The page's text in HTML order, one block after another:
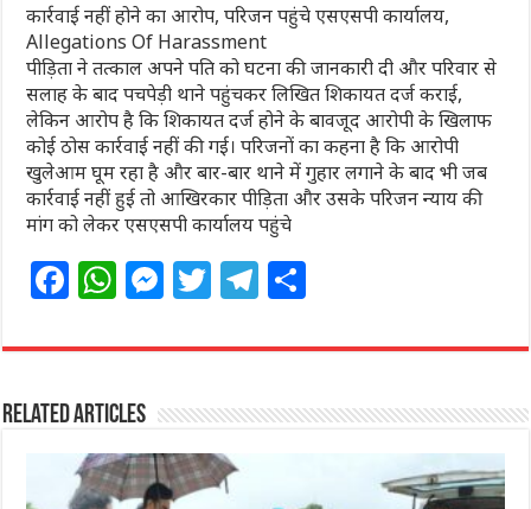
कार्रवाई नहीं होने का आरोप, परिजन पहुंचे एसएसपी कार्यालय,
Allegations Of Harassment
पीड़िता ने तत्काल अपने पति को घटना की जानकारी दी और परिवार से
सलाह के बाद पचपेड़ी थाने पहुंचकर लिखित शिकायत दर्ज कराई,
लेकिन आरोप है कि शिकायत दर्ज होने के बावजूद आरोपी के खिलाफ
कोई ठोस कार्रवाई नहीं की गई। परिजनों का कहना है कि आरोपी
खुलेआम घूम रहा है और बार-बार थाने में गुहार लगाने के बाद भी जब
कार्रवाई नहीं हुई तो आखिरकार पीड़िता और उसके परिजन न्याय की
मांग को लेकर एसएसपी कार्यालय पहुंचे
F
c
e
b
o
W
at
s
A
p
M
ss
n
g
T
itt
r
T
e
ra
ar
Related Articles